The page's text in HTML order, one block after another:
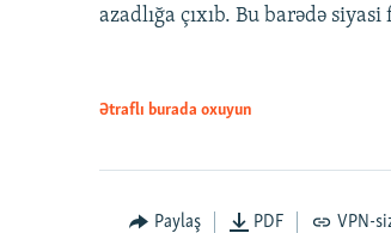
azadlığa çıxıb. Bu barədə
Ətraflı burada oxuyun
Paylaş PDF VPN-